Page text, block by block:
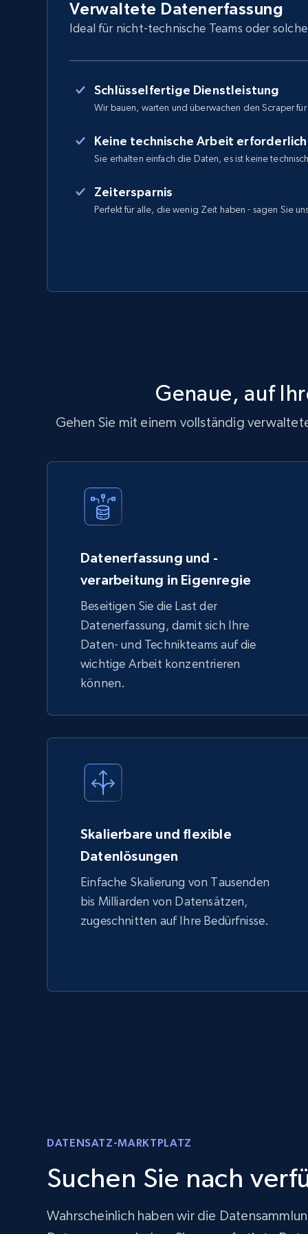
Verwaltete Datenerfassung
Ideal für nicht-technische Teams oder
Schlüsselfertige Dienstleistung
Wir bauen, warten und überwachen den Scraper für
Keine technische Arbeit erforderlich
Sie erhalten einfach die Daten, es ist keine
Zeitersparnis
Perfekt für alle, die wenig Zeit haben - sagen Sie
Genaue, auf
Gehen Sie mit einem vollständig
Datenerfassung und -
verarbeitung in Eigenregie
Beseitigen Sie die Last der
Datenerfassung, damit sich Ihre
Daten- und Technikteams auf die
wichtige Arbeit konzentrieren
können.
Skalierbare und flexible
Datenlösungen
Einfache Skalierung von Tausenden
bis Milliarden von Datensätzen,
zugeschnitten auf Ihre Bedürfnisse.
DATENSATZ-MARKTPLATZ
Suchen Sie nach
Wahrscheinlich haben wir die